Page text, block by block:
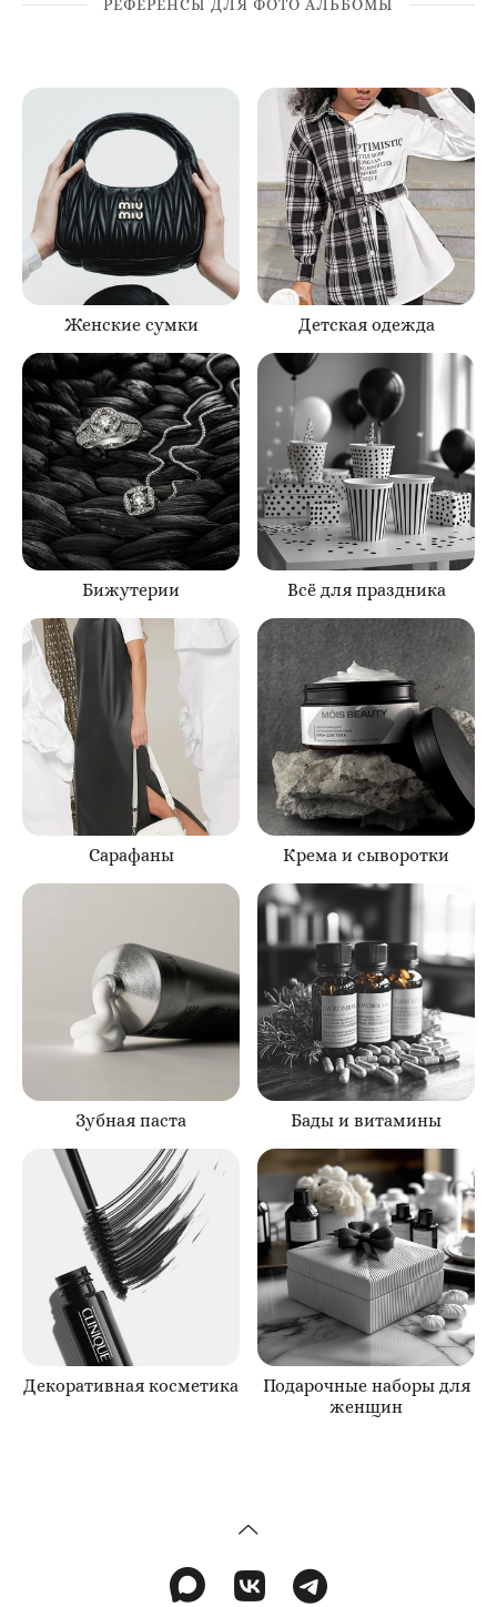
РЕФЕРЕНСЫ ДЛЯ ФОТО АЛЬБОМЫ
Женские сумки Детская одежда
Бижутерии Всё для праздника
Сарафаны Крема и сыворотки
Зубная паста Бады и витамины
Декоративная косметика
Подарочные наборы для
женщин